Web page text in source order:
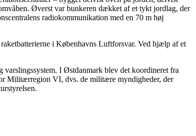
Øverst var bunkeren dækket af et tykt jordlag, der
radiokommunikation med en 70 m høj
i Københavns Luftforsvar. Ved hjælp af et
I Østdanmark blev det koordineret fra
Militærregion VI, dvs. de militære myndigheder, der